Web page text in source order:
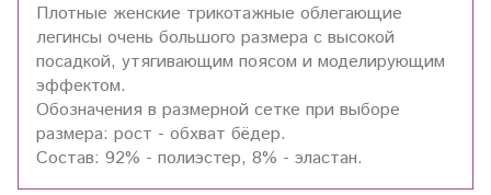
Плотные женские трикотажные облегающие
легинсы очень большого размера с высокой
посадкой, утягивающим поясом и моделирующим
эффектом.
Обозначения в размерной сетке при выборе
размера: рост - обхват бёдер.
Состав: 92% - полиэстер, 8% - эластан.